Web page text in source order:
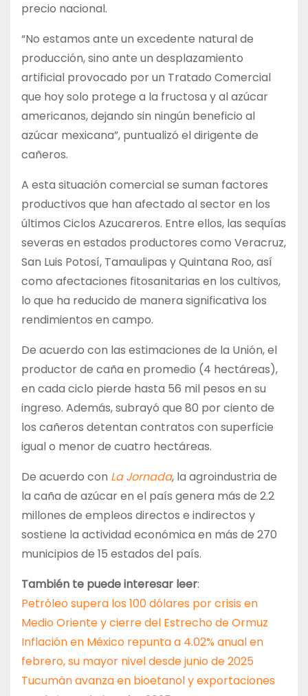
precio nacional.
“No estamos ante un excedente natural de
producción, sino ante un desplazamiento
artificial provocado por un Tratado Comercial
que hoy solo protege a la fructosa y al azúcar
americanos, dejando sin ningún beneficio al
azúcar mexicana”, puntualizó el dirigente de
cañeros.
A esta situación comercial se suman factores
productivos que han afectado al sector en los
últimos Ciclos Azucareros. Entre ellos, las sequías
severas en estados productores como Veracruz,
San Luis Potosí, Tamaulipas y Quintana Roo, así
como afectaciones fitosanitarias en los cultivos,
lo que ha reducido de manera significativa los
rendimientos en campo.
De acuerdo con las estimaciones de la Unión, el
productor de caña en promedio (4 hectáreas),
en cada ciclo pierde hasta 56 mil pesos en su
ingreso. Además, subrayó que 80 por ciento de
los cañeros detentan contratos con superficie
igual o menor de cuatro hectáreas.
De acuerdo con La Jornada, la agroindustria de
la caña de azúcar en el país genera más de 2.2
millones de empleos directos e indirectos y
sostiene la actividad económica en más de 270
municipios de 15 estados del país.
También te puede interesar leer:
Petróleo supera los 100 dólares por crisis en
Medio Oriente y cierre del Estrecho de Ormuz
Inflación en México repunta a 4.02% anual en
febrero, su mayor nivel desde junio de 2025
Tucumán avanza en bioetanol y exportaciones